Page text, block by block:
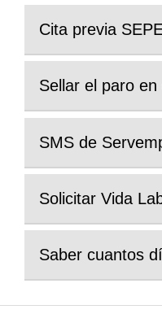
Cita previa
Sellar el paro en
SMS de
Solicitar Vida
Saber cuantos